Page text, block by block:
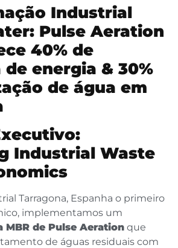
Industrial
Pulse Aeration
40% de
energia & 30%
de água em
Industrial Waste
Tarragona, Espanha o primeiro
implementamos um
MBR de Pulse Aeration que
de águas residuais com